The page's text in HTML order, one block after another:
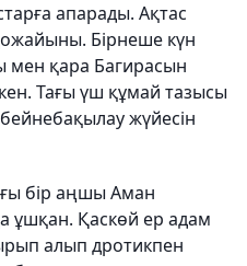
апарады. Ақтас
Бірнеше күн
қара Багирасын
Тағы үш құмай тазысы
жүйесін
бір аңшы Аман
ұшқан. Қаскөй ер адам
алып дротикпен